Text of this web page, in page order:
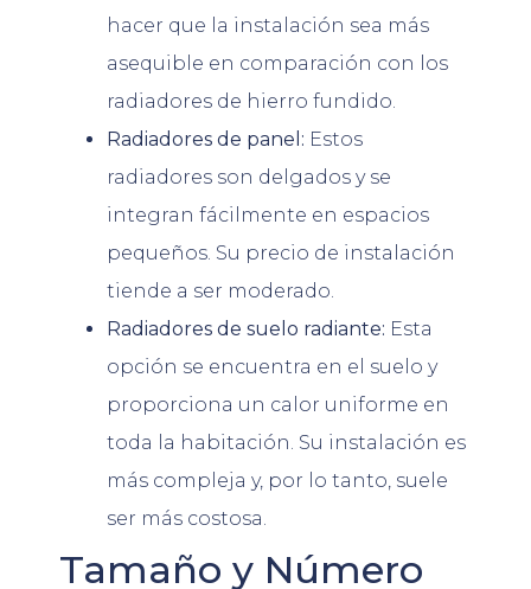
hacer que la instalación sea más
asequible en comparación con los
radiadores de hierro fundido.
Radiadores de panel: Estos
radiadores son delgados y se
integran fácilmente en espacios
pequeños. Su precio de instalación
tiende a ser moderado.
Radiadores de suelo radiante: Esta
opción se encuentra en el suelo y
proporciona un calor uniforme en
toda la habitación. Su instalación es
más compleja y, por lo tanto, suele
ser más costosa.
Tamaño y Número